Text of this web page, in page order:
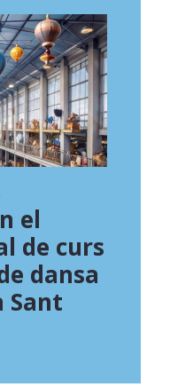
el
de curs
dansa
Sant